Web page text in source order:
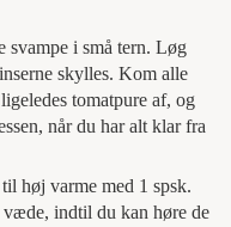
svampe i små tern. Løg
skylles. Kom alle
tomatpure af, og
når du har alt klar fra
høj varme med 1 spsk.
indtil du kan høre de